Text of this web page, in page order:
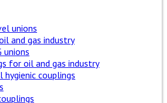
unions
and gas industry
unions
for oil and gas industry
couplings